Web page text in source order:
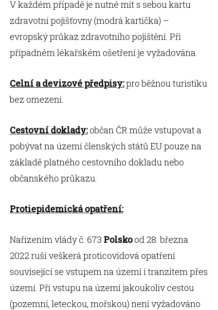
V každém případě je nutné mít s sebou kartu
zdravotní pojišťovny (modrá kartička) –
evropský průkaz zdravotního pojištění. Při
případném lékařském ošetření je vyžadována.
Celní a devizové předpisy:pro běžnou turistiku
bez omezení.
Cestovní doklady:občan ČR může vstupovat a
pobývat na území členských států EU pouze na
základě platného cestovního dokladu nebo
občanského průkazu.
Protiepidemická opatření:
Nařízením vlády č. 673 Polskood 28. března
2022 ruší veškerá proticovidová opatření
související se vstupem na území i tranzitem přes
území. Při vstupu na území jakoukoliv cestou
(pozemní, leteckou, mořskou) není vyžadováno